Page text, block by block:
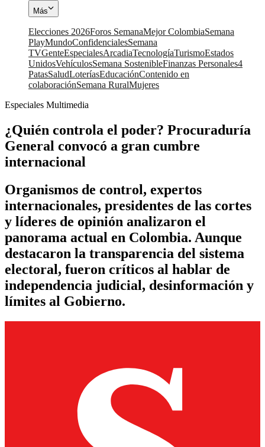
Más
Elecciones 2026Foros SemanaMejor ColombiaSemana
PlayMundoConfidencialesSemana
TVGenteEspecialesArcadiaTecnologíaTurismoEstados
UnidosVehículosSemana SostenibleFinanzas Personales4
PatasSaludLoteríasEducaciónContenido en
colaboraciónSemana RuralMujeres
Especiales Multimedia
¿Quién controla el poder? Procuraduría
General convocó a gran cumbre
internacional
Organismos de control, expertos
internacionales, presidentes de las cortes
y líderes de opinión analizaron el
panorama actual en Colombia. Aunque
destacaron la transparencia del sistema
electoral, fueron críticos al hablar de
independencia judicial, desinformación y
límites al Gobierno.